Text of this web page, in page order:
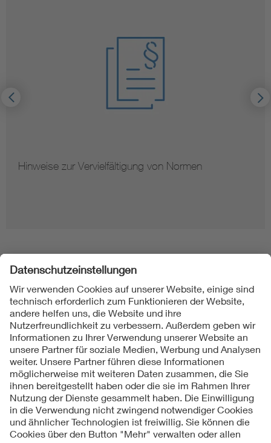
Hinweise zur Vervielfältigung von Normen
Folgen Sie uns
Kontakt
Impressum